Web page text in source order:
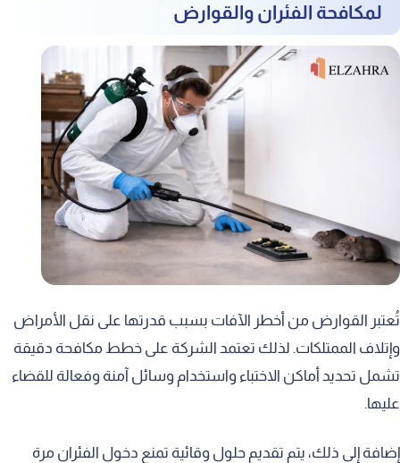
لمكافحة الفئران والقوارض
تُعتبر القوارض من أخطر الآفات بسبب قدرتها على نقل الأمراض
وإتلاف الممتلكات. لذلك تعتمد الشركة على خطط مكافحة دقيقة
تشمل تحديد أماكن الاختباء واستخدام وسائل آمنة وفعالة للقضاء
عليها.
إضافة إلى ذلك، يتم تقديم حلول وقائية تمنع دخول الفئران مرة